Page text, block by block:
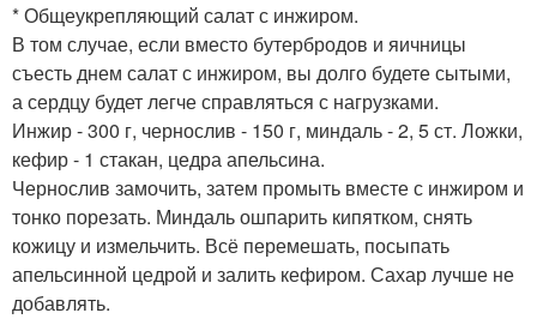
* Общеукрепляющий салат с инжиром.
В том случае, если вместо бутербродов и яичницы
съесть днем салат с инжиром, вы долго будете сытыми,
а сердцу будет легче справляться с нагрузками.
Инжир - 300 г, чернослив - 150 г, миндаль - 2, 5 ст. Ложки,
кефир - 1 стакан, цедра апельсина.
Чернослив замочить, затем промыть вместе с инжиром и
тонко порезать. Миндаль ошпарить кипятком, снять
кожицу и измельчить. Всё перемешать, посыпать
апельсинной цедрой и залить кефиром. Сахар лучше не
добавлять.